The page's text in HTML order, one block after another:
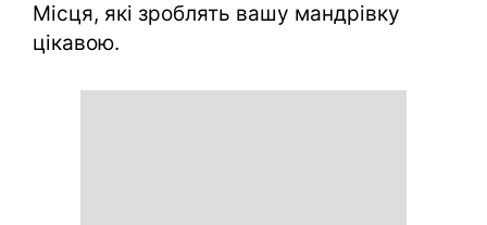
Місця, які зроблять вашу мандрівку
цікавою.